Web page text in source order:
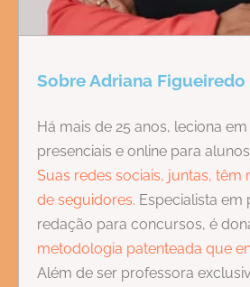
Sobre Adriana Figueiredo
Há mais de 25 anos, leciona
presenciais e online para
Suas redes sociais, juntas, têm
de seguidores. Especialista em
redação para concursos, é
metodologia patenteada que
Além de ser professora